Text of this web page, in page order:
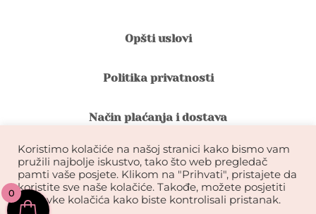
Opšti uslovi
Politika privatnosti
Način plaćanja i dostava
Reklamacije i povrat robe
Garancija na kvalitet ekstenzija
Koristimo kolačiće na našoj stranici kako bismo vam
pružili najbolje iskustvo, tako što web pregledač
pamti vaše posjete. Klikom na "Prihvati", pristajete da
koristite sve naše kolačiće. Takođe, možete posjetiti
postavke kolačića kako biste kontrolisali pristanak.
0